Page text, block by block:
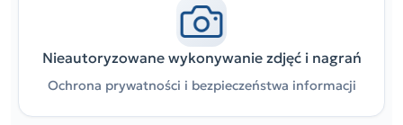
Nieautoryzowane wykonywanie zdjęć i nagrań
Ochrona prywatności i bezpieczeństwa informacji